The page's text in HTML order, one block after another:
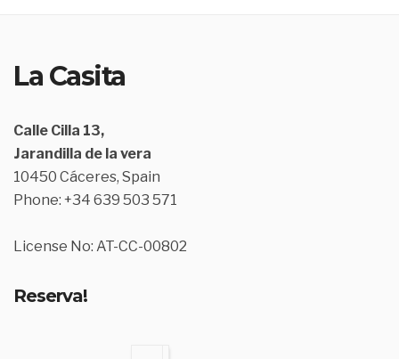
La Casita
Calle Cilla 13,
Jarandilla de la vera
10450 Cáceres, Spain
Phone: +34 639 503 571
License No: AT-CC-00802
Reserva!